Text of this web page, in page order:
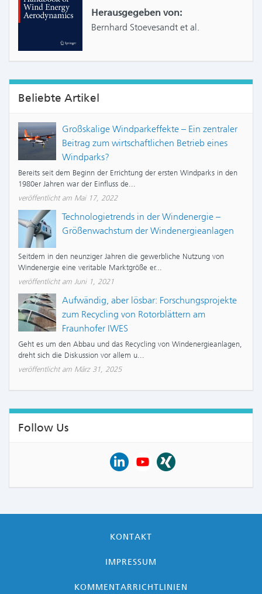
Herausgegeben von:
Bernhard Stoevesandt et al.
Beliebte Artikel
Großskalige Windparkeffekte – Ein zentraler
Beitrag zum wirtschaftlichen Betrieb eines
Windparks?
Bereits seit dem Beginn der Errichtung der ersten Windparks in den
1980er Jahren war der Einfluss de...
veröffentlicht am Mai 17, 2022
Technologietrends in der Windenergie –
Größenwachstum der Windenergieanlagen
Seitdem in den neunziger Jahren die gewerbliche Nutzung von
Windenergie eine veritable Marktgröße er...
veröffentlicht am Juni 1, 2021
Aufwändig, aber lösbar: Forschungsprojekte
zum Recycling von Rotorblättern am
Fraunhofer IWES
Geht es um den Abbau und das Recycling von Windenergieanlagen,
dreht sich die Diskussion vor allem u...
veröffentlicht am März 31, 2025
Follow Us
KONTAKT
IMPRESSUM
KOMMENTARRICHTLINIEN